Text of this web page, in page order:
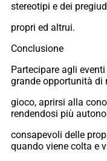
stereotipi e dei
propri ed altrui.
Conclusione
Partecipare agli
grande opportunità di
gioco, aprirsi alla
rendendosi più
consapevoli delle
quando viene colta e